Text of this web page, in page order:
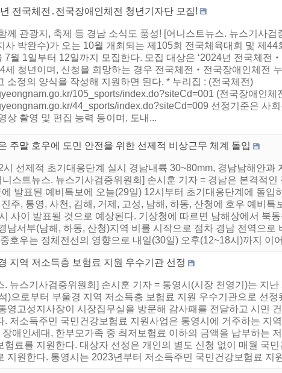
전국체전․전국장애인체전 청년기자단 모집!
께 관광지, 축제 등 경남 소식도 풍성! [어니스트뉴스. 뉴스기사검
사 박완수)가 오는 10월 개최되는 제105회 전국체육대회 및 제44
7월 1일부터 12일까지 모집한다. 모집 대상은 ‘2024년 전국체전
세 청년이며, 신청을 희망하는 경우 전국체전‧전국장애인체전
소정의 양식을 작성해 지원하면 된다. * 누리집 : (전국체전)
105_sports/index.do?siteCd=001 (전국장애인체
44_sports/index.do?siteCd=009 선정기준은 사
상 촬영 및 편집 능력 등이며, 도내...
주말 호우에 도민 안전을 위한 선제적 비상근무 체계 돌입
시 선제적 초기대응단계 실시 경남내륙 30~80mm, 경남남해안과
니스트뉴스. 뉴스기사검증위원회] 손시훈 기자 = 경남은 본격적인
에 발표된 예비특보에 오늘(29일) 12시부터 초기대응단계에 돌입
주, 통영, 사천, 김해, 거제, 고성, 남해, 하동, 산청에 호우 예비특
사이 발표될 것으로 예상된다. 기상청에 따르면 남해상에서 북
남서부(남해, 하동, 산청)지역 비를 시작으로 점차 경남 전역으로
호우는 정체전선의 영향으로 내일(30일) 오후(12~18시)까지 이
지역 저소득층 보험료 지원 우수기관 선정
. 뉴스기사검증위원회] 손시훈 기자 = 통영시(시장 천영기)는 지
)으로부터 부울경 지역 저소득층 보험료 지원 우수기관으로 선정
영고성지사장이 시장집무실을 방문해 감사패를 전달하고 시민
. 저소득주민 국민건강보험료 지원사업은 통영시에 거주하는 지
장애인세대, 한부모가족 중 최저보험료 이하의 금액을 납부하는
험료를 지원한다. 대상자 선정은 개인의 별도 신청 없이 매월 국
지원한다. 통영시는 2023년부터 저소득주민 국민건강보험료 지